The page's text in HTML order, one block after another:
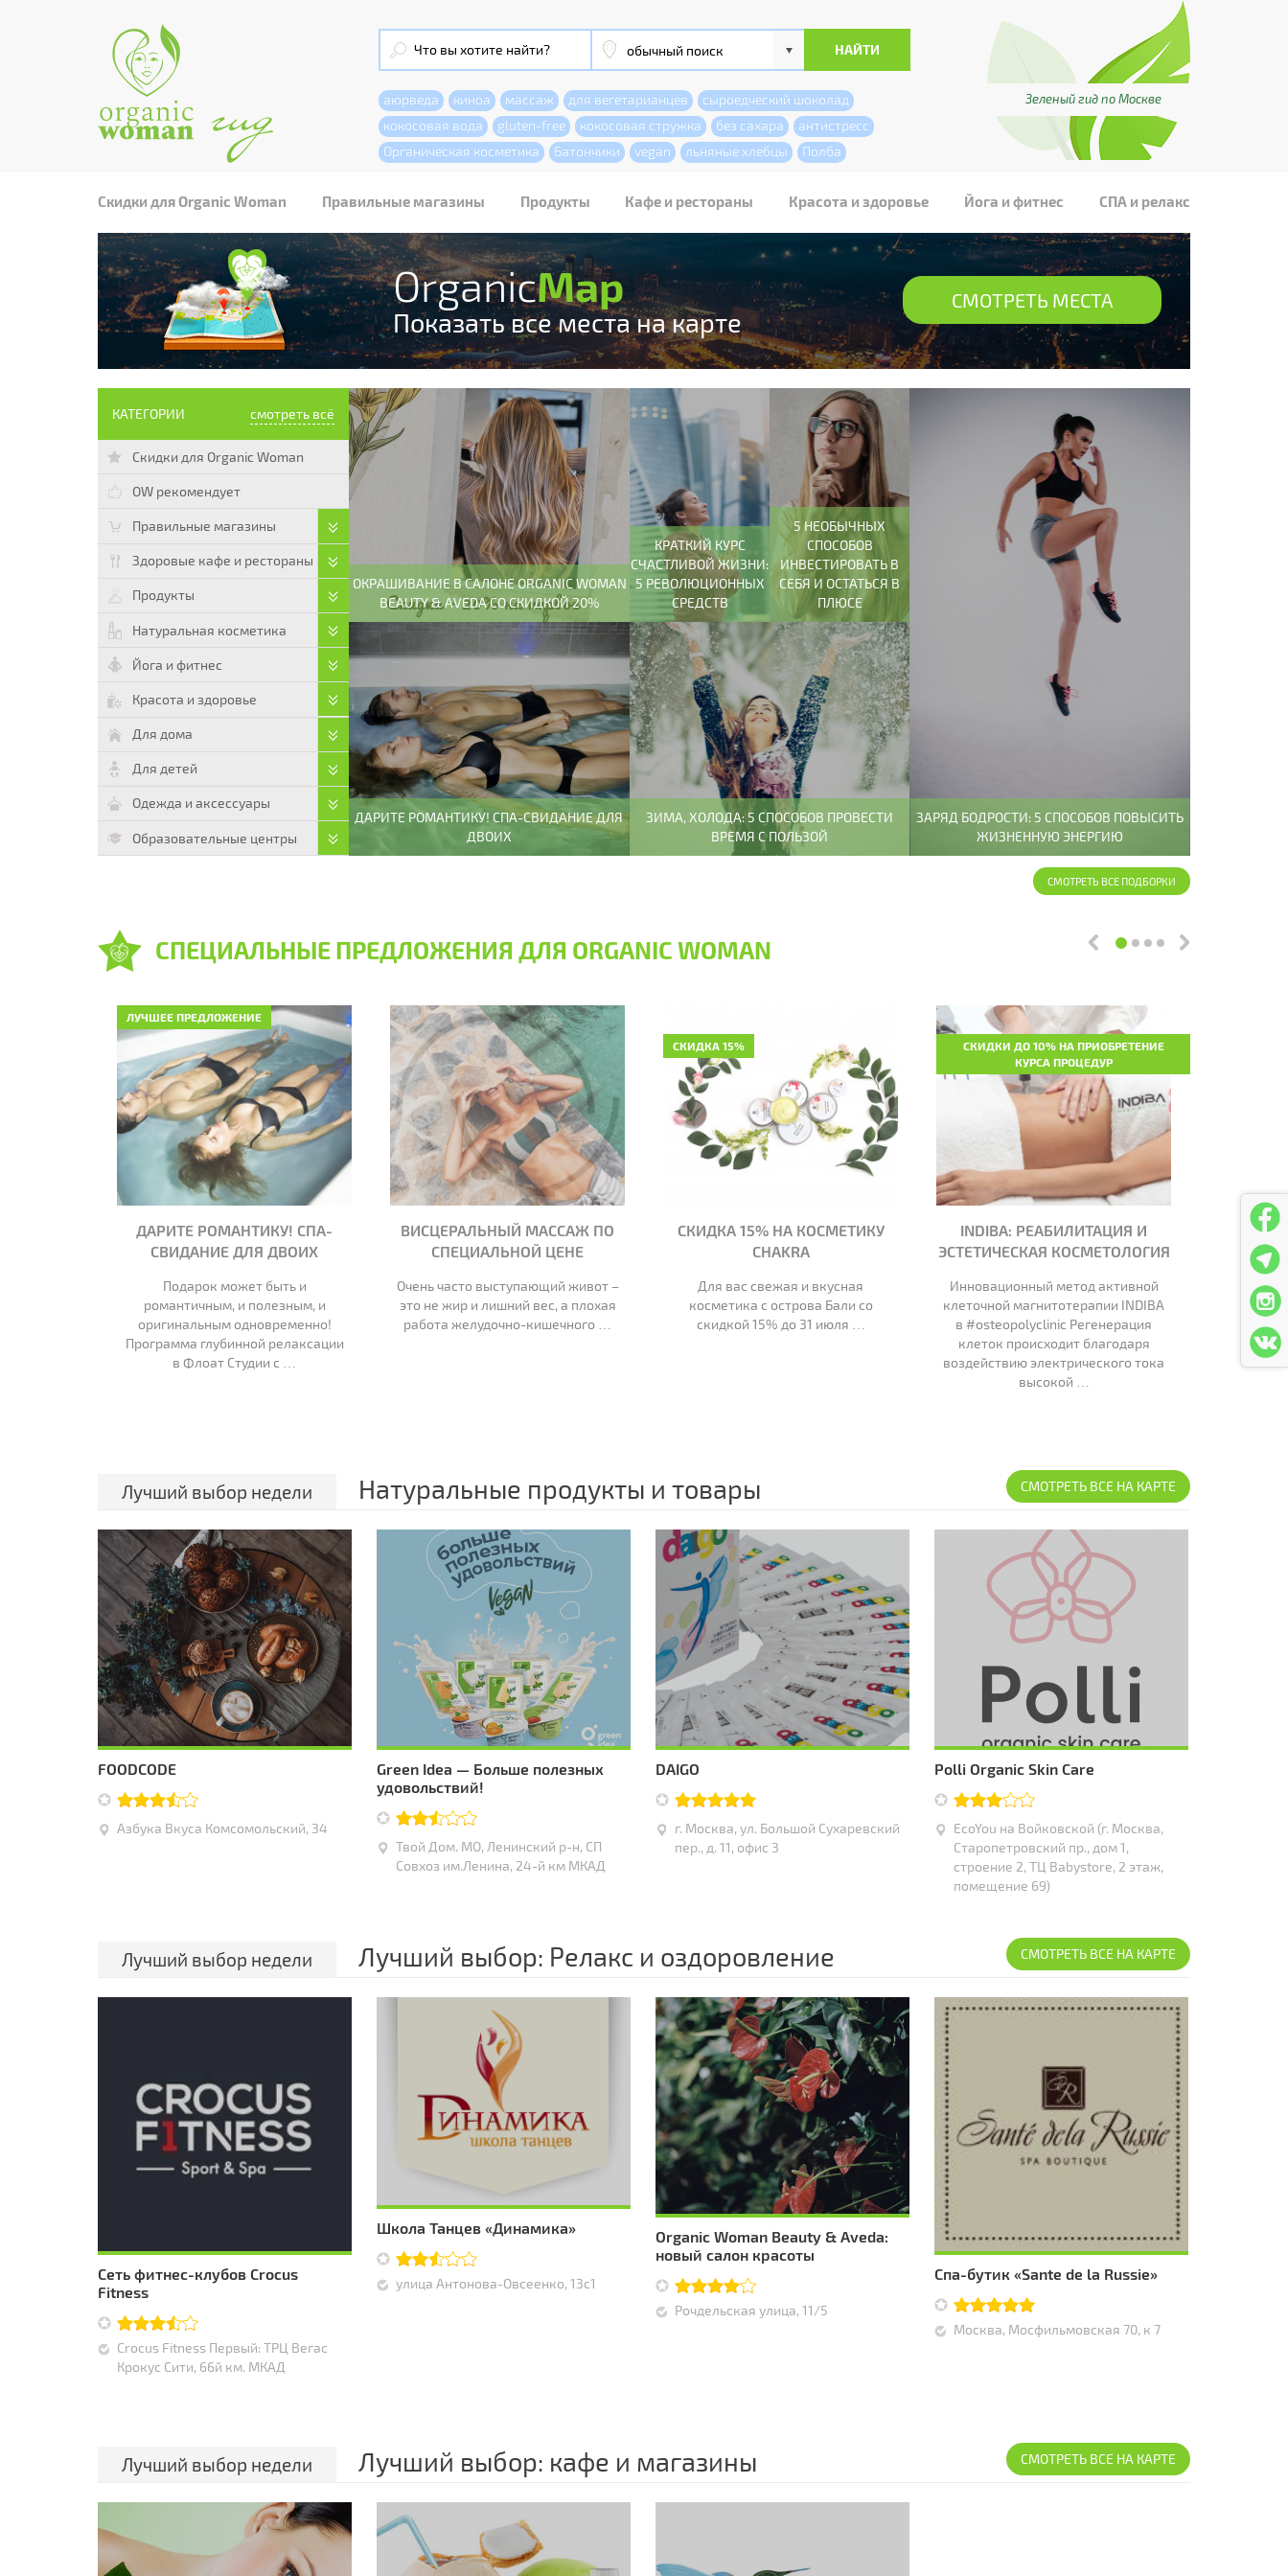
аюрведа киноа массаж для вегетарианцев
сыроедческий шоколад
кокосовая вода
gluten-free кокосовая стружка без сахара
антистресс
Органическая косметика
Батончики vegan льняные хлебцы Полба
Зеленый гид по Москве
Скидки для Organic Woman Правильные магазины Продукты Кафе и рестораны Красота и здоровье Йога и фитнес СПА и релакс
OrganicMap
Показать все места на карте
СМОТРЕТЬ МЕСТА
КАТЕГОРИИ смотреть всё
Скидки для Organic Woman
OW рекомендует
Правильные магазины
Здоровые кафе и рестораны
Продукты
Натуральная косметика
Йога и фитнес
Красота и здоровье
Для дома
Для детей
Одежда и аксессуары
Образовательные центры
ОКРАШИВАНИЕ В САЛОНЕ ORGANIC WOMAN
BEAUTY & AVEDA СО СКИДКОЙ 20%
КРАТКИЙ КУРС
СЧАСТЛИВОЙ ЖИЗНИ:
5 РЕВОЛЮЦИОННЫХ
СРЕДСТВ
5 НЕОБЫЧНЫХ
СПОСОБОВ
ИНВЕСТИРОВАТЬ В
СЕБЯ И ОСТАТЬСЯ В
ПЛЮСЕ
ЗАРЯД БОДРОСТИ: 5 СПОСОБОВ ПОВЫСИТЬ
ЖИЗНЕННУЮ ЭНЕРГИЮ
ДАРИТЕ РОМАНТИКУ! СПА-СВИДАНИЕ ДЛЯ
ДВОИХ
ЗИМА, ХОЛОДА: 5 СПОСОБОВ ПРОВЕСТИ
ВРЕМЯ С ПОЛЬЗОЙ
СМОТРЕТЬ ВСЕ ПОДБОРКИ
СПЕЦИАЛЬНЫЕ ПРЕДЛОЖЕНИЯ ДЛЯ ORGANIC WOMAN
ЛУЧШЕЕ ПРЕДЛОЖЕНИЕ
ДАРИТЕ РОМАНТИКУ! СПА-
СВИДАНИЕ ДЛЯ ДВОИХ
Подарок может быть и
романтичным, и полезным, и
оригинальным одновременно!
Программа глубинной релаксации
в Флоат Студии с …
ВИСЦЕРАЛЬНЫЙ МАССАЖ ПО
СПЕЦИАЛЬНОЙ ЦЕНЕ
Очень часто выступающий живот –
это не жир и лишний вес, а плохая
работа желудочно-кишечного …
СКИДКА 15%
СКИДКА 15% НА КОСМЕТИКУ
CHAKRA
Для вас свежая и вкусная
косметика с острова Бали со
скидкой 15% до 31 июля …
СКИДКИ ДО 10% НА ПРИОБРЕТЕНИЕ
КУРСА ПРОЦЕДУР
INDIBA: РЕАБИЛИТАЦИЯ И
ЭСТЕТИЧЕСКАЯ КОСМЕТОЛОГИЯ
Инновационный метод активной
клеточной магнитотерапии INDIBA
в #osteopolyclinic Регенерация
клеток происходит благодаря
воздействию электрического тока
высокой …
GEO
Весна
Лучший выбор недели Натуральные продукты и товары СМОТРЕТЬ ВСЕ НА КАРТЕ
FOODCODE
Азбука Вкуса Комсомольский, 34
Green Idea — Больше полезных
удовольствий!
Твой Дом. МО, Ленинский р-н, СП
Совхоз им.Ленина, 24-й км МКАД
DAIGO
г. Москва, ул. Большой Сухаревский
пер., д. 11, офис 3
Polli Organic Skin Care
EcoYou на Войковской (г. Москва,
Старопетровский пр., дом 1,
строение 2, ТЦ Babystore, 2 этаж,
помещение 69)
Лучший выбор недели Лучший выбор: Релакс и оздоровление СМОТРЕТЬ ВСЕ НА КАРТЕ
Сеть фитнес-клубов Crocus
Fitness
Crocus Fitness Первый: ТРЦ Вегас
Крокус Сити, 66й км. МКАД
Школа Танцев «Динамика»
улица Антонова-Овсеенко, 13с1
Organic Woman Beauty & Aveda:
новый салон красоты
Рочдельская улица, 11/5
Спа-бутик «Sante de la Russie»
Москва, Мосфильмовская 70, к 7
Лучший выбор недели Лучший выбор: кафе и магазины СМОТРЕТЬ ВСЕ НА КАРТЕ